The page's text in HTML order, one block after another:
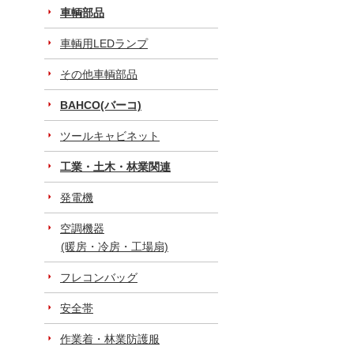
車輌部品
車輌用LEDランプ
その他車輌部品
BAHCO(バーコ)
ツールキャビネット
工業・土木・林業関連
発電機
空調機器
(暖房・冷房・工場扇)
フレコンバッグ
安全帯
作業着・林業防護服